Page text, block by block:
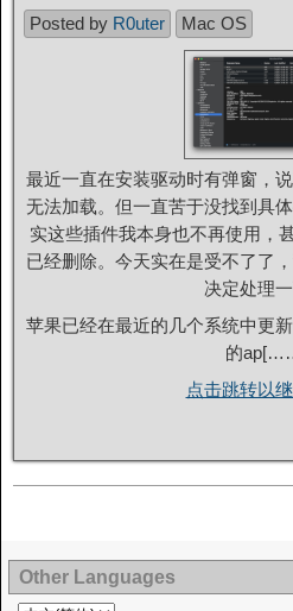
Posted by R0uter Mac OS
最近一直在安装驱动时有弹窗，
无法加载。但一直苦于没找到具
实这些插件我本身也不再使用，
已经删除。今天实在是受不了了
决定处理一
苹果已经在最近的几个系统中更
的
点击跳转以
Other Languages